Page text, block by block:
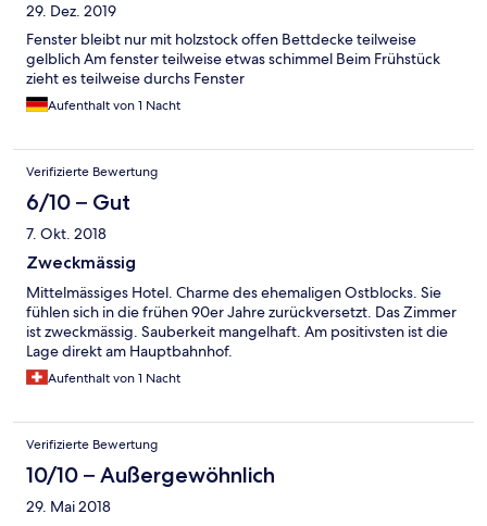
29. Dez. 2019
Fenster bleibt nur mit holzstock offen Bettdecke teilweise
gelblich Am fenster teilweise etwas schimmel Beim Frühstück
zieht es teilweise durchs Fenster
Aufenthalt von 1 Nacht
Verifizierte Bewertung
6/10 – Gut
7. Okt. 2018
Zweckmässig
Mittelmässiges Hotel. Charme des ehemaligen Ostblocks. Sie
fühlen sich in die frühen 90er Jahre zurückversetzt. Das Zimmer
ist zweckmässig. Sauberkeit mangelhaft. Am positivsten ist die
Lage direkt am Hauptbahnhof.
Aufenthalt von 1 Nacht
Verifizierte Bewertung
10/10 – Außergewöhnlich
29. Mai 2018